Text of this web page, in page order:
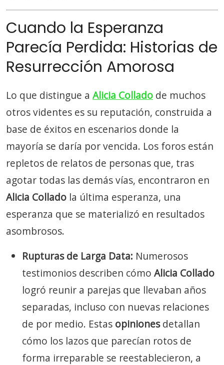
Cuando la Esperanza
Parecía Perdida: Historias de
Resurrección Amorosa
Lo que distingue a Alicia Collado de muchos
otros videntes es su reputación, construida a
base de éxitos en escenarios donde la
mayoría se daría por vencida. Los foros están
repletos de relatos de personas que, tras
agotar todas las demás vías, encontraron en
Alicia Collado la última esperanza, una
esperanza que se materializó en resultados
asombrosos.
Rupturas de Larga Data: Numerosos
testimonios describen cómo Alicia Collado
logró reunir a parejas que llevaban años
separadas, incluso con nuevas relaciones
de por medio. Estas opinionesdetallan
cómo los lazos que parecían rotos de
forma irreparable se reestablecieron, a